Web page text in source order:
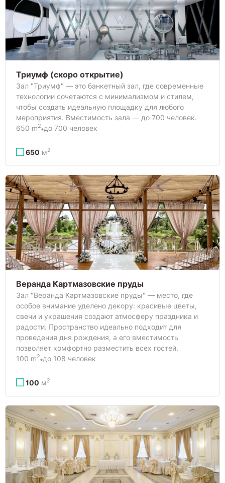
Триумф (скоро открытие)
Зал "Триумф" — это банкетный зал, где современные
технологии сочетаются с минимализмом и стилем,
чтобы создать идеальную площадку для любого
мероприятия. Вместимость зала — до 700 человек.
650 m2 до 700 человек
650 м2
Веранда Картмазовские пруды
Зал "Веранда Картмазовские пруды" — место, где
особое внимание уделено декору: красивые цветы,
свечи и украшения создают атмосферу праздника и
радости. Пространство идеально подходит для
проведения дня рождения, а его вместимость
позволяет комфортно разместить всех гостей.
100 m2 до 108 человек
100 м2